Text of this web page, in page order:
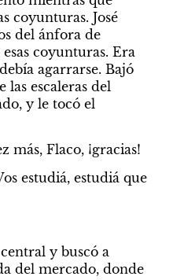
coyunturas. José
del ánfora de
coyunturas. Era
agarrarse. Bajó
escaleras del
y le tocó el
más, Flaco, ¡gracias!
estudiá, estudiá que
y buscó a
del mercado, donde